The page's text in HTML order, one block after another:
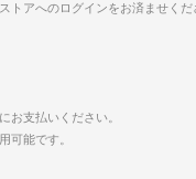
トアへのログインをお済ませくだ
お支払いください。
可能です。